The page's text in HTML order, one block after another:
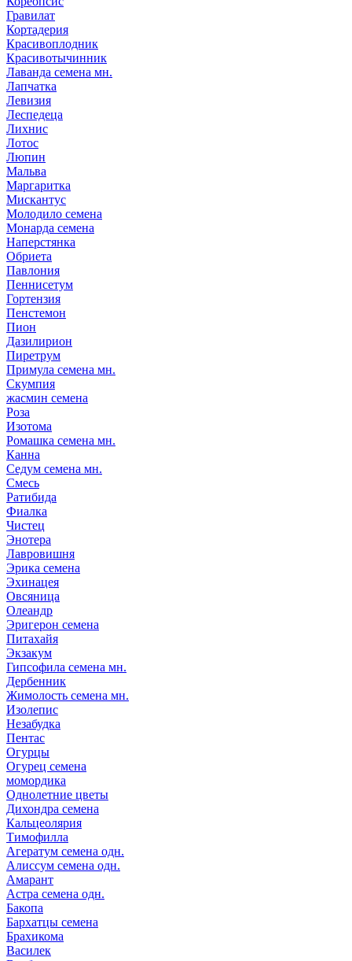
Гравилат
Кортадерия
Красивоплодник
Красивотычинник
Лаванда семена мн.
Лапчатка
Левизия
Леспедеца
Лихнис
Лотос
Люпин
Мальва
Маргаритка
Мискантус
Молодило семена
Монарда семена
Наперстянка
Обриета
Павлония
Пеннисетум
Гортензия
Пенстемон
Пион
Дазилирион
Пиретрум
Примула семена мн.
Скумпия
жасмин семена
Роза
Изотома
Ромашка семена мн.
Канна
Седум семена мн.
Смесь
Ратибида
Фиалка
Чистец
Энотера
Лавровишня
Эрика семена
Эхинацея
Овсяница
Олеандр
Эригерон семена
Питахайя
Экзакум
Гипсофила семена мн.
Дербенник
Жимолость семена мн.
Изолепис
Незабудка
Пентас
Огурцы
Огурец семена
момордика
Однолетние цветы
Дихондра семена
Кальцеолярия
Тимофилла
Агератум семена одн.
Алиссум семена одн.
Амарант
Астра семена одн.
Бакопа
Бархатцы семена
Брахикома
Василек